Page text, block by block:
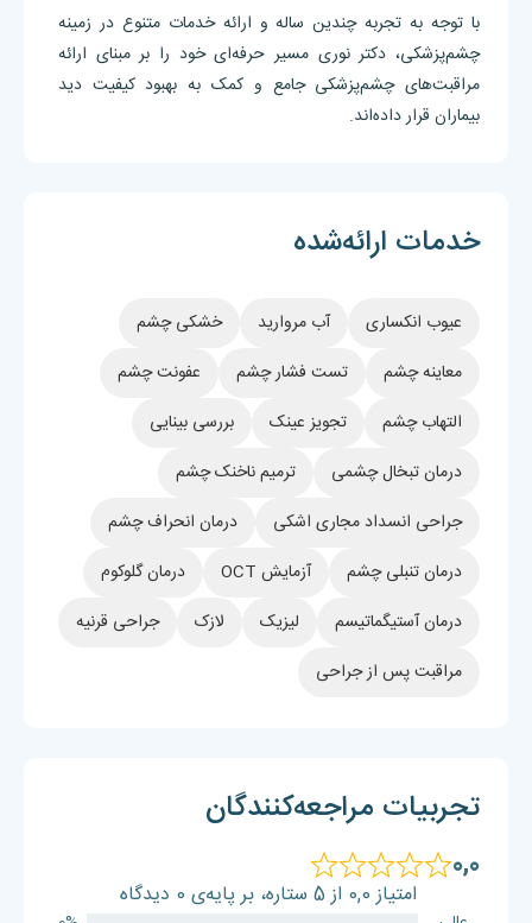
با توجه به تجربه چندین ساله و ارائه خدمات متنوع در زمینه
چشم‌پزشکی، دکتر نوری مسیر حرفه‌ای خود را بر مبنای ارائه
مراقبت‌های چشم‌پزشکی جامع و کمک به بهبود کیفیت دید
بیماران قرار داده‌اند.
خدمات ارائه‌شده
عیوب انکساری آب مروارید
خشکی چشم
معاینه چشم
تست فشار چشم
عفونت چشم
التهاب چشم
تجویز عینک
بررسی بینایی
درمان تبخال چشمی
ترمیم ناخنک چشم
جراحی انسداد مجاری اشکی
درمان انحراف چشم
درمان تنبلی چشم
آزمایش OCT
درمان گلوکوم
درمان آستیگماتیسم
لیزیک لازک
جراحی قرنیه
مراقبت پس از جراحی
تجربیات مراجعه‌کنندگان
0,0
امتیاز 0,0 از 5 ستاره، بر پایه‌ی 0 دیدگاه